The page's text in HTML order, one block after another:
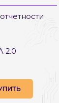
2.0